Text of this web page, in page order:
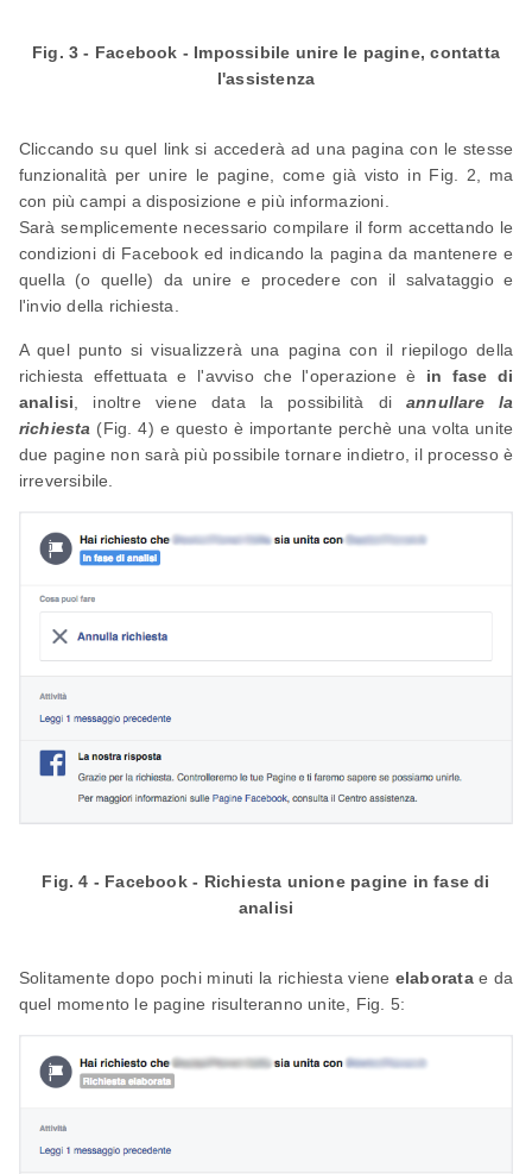
Fig. 3 - Facebook - Impossibile unire le pagine, contatta
l'assistenza
Cliccando su quel link si accederà ad una pagina con le stesse
funzionalità per unire le pagine, come già visto in Fig. 2, ma
con più campi a disposizione e più informazioni.
Sarà semplicemente necessario compilare il form accettando le
condizioni di Facebook ed indicando la pagina da mantenere e
quella (o quelle) da unire e procedere con il salvataggio e
l'invio della richiesta.
A quel punto si visualizzerà una pagina con il riepilogo della
richiesta effettuata e l'avviso che l'operazione è in fase di
analisi, inoltre viene data la possibilità di annullare la
richiesta (Fig. 4) e questo è importante perchè una volta unite
due pagine non sarà più possibile tornare indietro, il processo è
irreversibile.
Fig. 4 - Facebook - Richiesta unione pagine in fase di
analisi
Solitamente dopo pochi minuti la richiesta viene elaboratae da
quel momento le pagine risulteranno unite, Fig. 5: